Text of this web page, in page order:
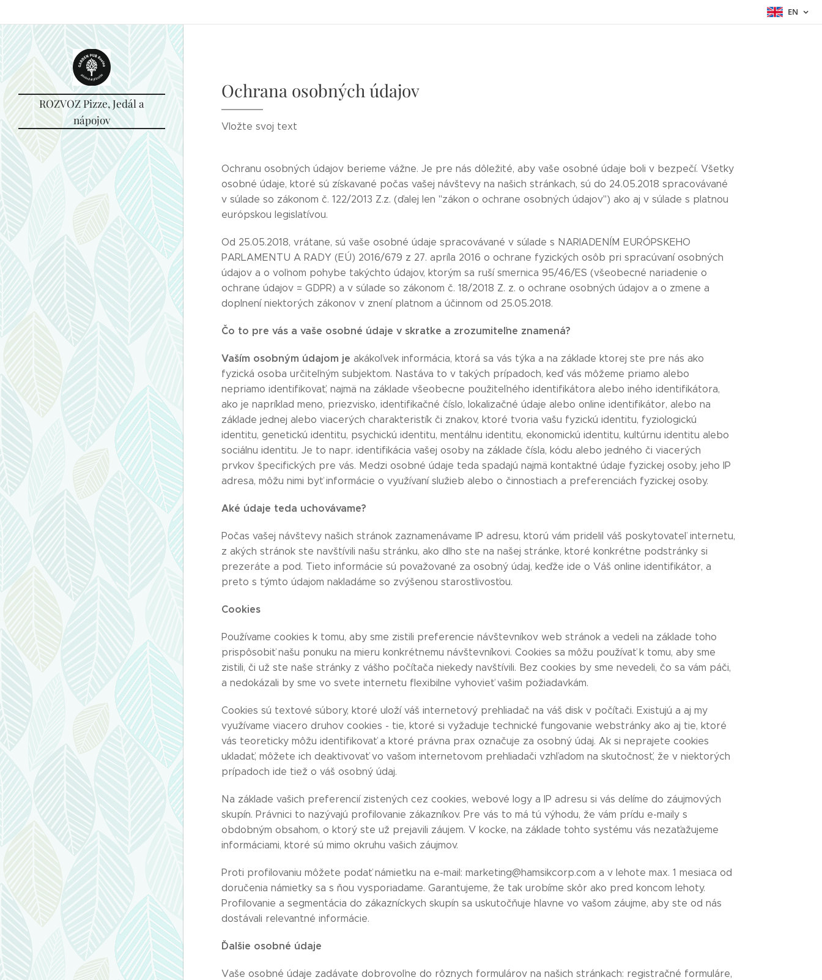
EN
ROZVOZ Pizze, Jedál a
nápojov
Ochrana osobných údajov
Vložte svoj text
Ochranu osobných údajov berieme vážne. Je pre nás dôležité, aby vaše osobné údaje boli v bezpečí. Všetky
osobné údaje, ktoré sú získavané počas vašej návštevy na našich stránkach, sú do 24.05.2018 spracovávané
v súlade so zákonom č. 122/2013 Z.z. (ďalej len "zákon o ochrane osobných údajov") ako aj v súlade s platnou
európskou legislatívou.
Od 25.05.2018, vrátane, sú vaše osobné údaje spracovávané v súlade s NARIADENÍM EURÓPSKEHO
PARLAMENTU A RADY (EÚ) 2016/679 z 27. apríla 2016 o ochrane fyzických osôb pri spracúvaní osobných
údajov a o voľnom pohybe takýchto údajov, ktorým sa ruší smernica 95/46/ES (všeobecné nariadenie o
ochrane údajov = GDPR) a v súlade so zákonom č. 18/2018 Z. z. o ochrane osobných údajov a o zmene a
doplnení niektorých zákonov v znení platnom a účinnom od 25.05.2018.
Čo to pre vás a vaše osobné údaje v skratke a zrozumiteľne znamená?
Vaším osobným údajom je akákoľvek informácia, ktorá sa vás týka a na základe ktorej ste pre nás ako
fyzická osoba určiteľným subjektom. Nastáva to v takých prípadoch, keď vás môžeme priamo alebo
nepriamo identifikovať, najmä na základe všeobecne použiteľného identifikátora alebo iného identifikátora,
ako je napríklad meno, priezvisko, identifikačné číslo, lokalizačné údaje alebo online identifikátor, alebo na
základe jednej alebo viacerých charakteristík či znakov, ktoré tvoria vašu fyzickú identitu, fyziologickú
identitu, genetickú identitu, psychickú identitu, mentálnu identitu, ekonomickú identitu, kultúrnu identitu alebo
sociálnu identitu. Je to napr. identifikácia vašej osoby na základe čísla, kódu alebo jedného či viacerých
prvkov špecifických pre vás. Medzi osobné údaje teda spadajú najmä kontaktné údaje fyzickej osoby, jeho IP
adresa, môžu nimi byť informácie o využívaní služieb alebo o činnostiach a preferenciách fyzickej osoby.
Aké údaje teda uchovávame?
Počas vašej návštevy našich stránok zaznamenávame IP adresu, ktorú vám pridelil váš poskytovateľ internetu,
z akých stránok ste navštívili našu stránku, ako dlho ste na našej stránke, ktoré konkrétne podstránky si
prezeráte a pod. Tieto informácie sú považované za osobný údaj, keďže ide o Váš online identifikátor, a
preto s týmto údajom nakladáme so zvýšenou starostlivosťou.
Cookies
Používame cookies k tomu, aby sme zistili preferencie návštevníkov web stránok a vedeli na základe toho
prispôsobiť našu ponuku na mieru konkrétnemu návštevníkovi. Cookies sa môžu používať k tomu, aby sme
zistili, či už ste naše stránky z vášho počítača niekedy navštívili. Bez cookies by sme nevedeli, čo sa vám páči,
a nedokázali by sme vo svete internetu flexibilne vyhovieť vašim požiadavkám.
Cookies sú textové súbory, ktoré uloží váš internetový prehliadač na váš disk v počítači. Existujú a aj my
využívame viacero druhov cookies - tie, ktoré si vyžaduje technické fungovanie webstránky ako aj tie, ktoré
vás teoreticky môžu identifikovať a ktoré právna prax označuje za osobný údaj. Ak si neprajete cookies
ukladať, môžete ich deaktivovať vo vašom internetovom prehliadači vzhľadom na skutočnosť, že v niektorých
prípadoch ide tiež o váš osobný údaj.
Na základe vašich preferencií zistených cez cookies, webové logy a IP adresu si vás delíme do záujmových
skupín. Právnici to nazývajú profilovanie zákazníkov. Pre vás to má tú výhodu, že vám prídu e-maily s
obdobným obsahom, o ktorý ste už prejavili záujem. V kocke, na základe tohto systému vás nezaťažujeme
informáciami, ktoré sú mimo okruhu vašich záujmov.
Proti profilovaniu môžete podať námietku na e-mail: marketing@hamsikcorp.com a v lehote max. 1 mesiaca od
doručenia námietky sa s ňou vysporiadame. Garantujeme, že tak urobíme skôr ako pred koncom lehoty.
Profilovanie a segmentácia do zákazníckych skupín sa uskutočňuje hlavne vo vašom záujme, aby ste od nás
dostávali relevantné informácie.
Ďalšie osobné údaje
Vaše osobné údaje zadávate dobrovoľne do rôznych formulárov na našich stránkach: registračné formuláre,